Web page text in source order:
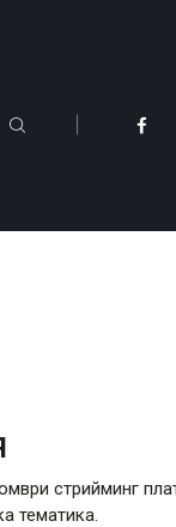
стрийминг
тематика.